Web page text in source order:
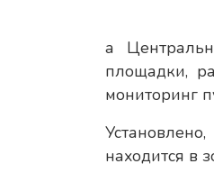
а
площадки,
мониторинг
находится в